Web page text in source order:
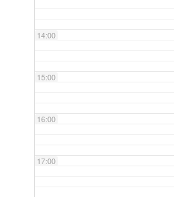
14:00
15:00
16:00
17:00